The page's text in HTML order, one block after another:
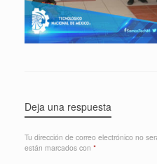
Deja una respuesta
Tu dirección de correo electrónico no
están marcados con *